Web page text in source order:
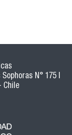
N° 175 |
Chile